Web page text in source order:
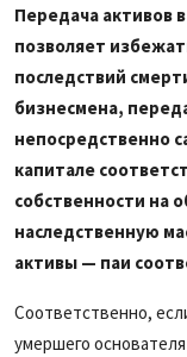
Передача активов
позволяет
последствий
бизнесмена,
непосредственно
капитале
собственности на
наследственную
активы — паи
Соответственно,
умершего